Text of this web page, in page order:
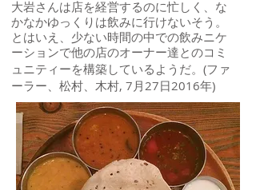
大岩さんは店を経営するのに忙しく、な
かなかゆっくりは飲みに行けないそう。
とはいえ、少ない時間の中での飲みニケ
ーションで他の店のオーナー達とのコミ
ュニティーを構築しているようだ。 (ファ
ーラー、松村、木村, 7月27日2016年)